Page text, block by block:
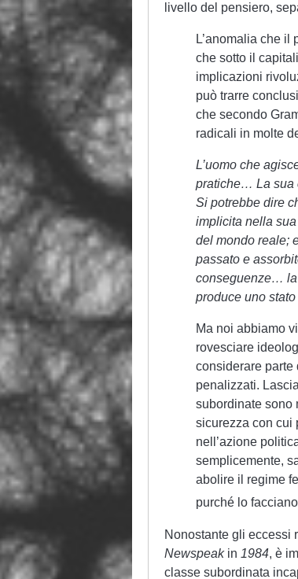
livello del pensiero,
L’anomalia che
che sotto il
implicazioni
può trarre
che secondo
radicali in molte
L’uomo che
pratiche… La sua
Si potrebbe dire
implicita nella
del mondo reale;
passato e
conseguenze… la
produce uno
Ma noi abbiamo
rovesciare
considerare parte
penalizzati.
subordinate sono
sicurezza con cui
nell’azione
semplicemente,
abolire il regime
purché lo
Nonostante gli eccessi
Newspeakin 1984, è
classe subordinata